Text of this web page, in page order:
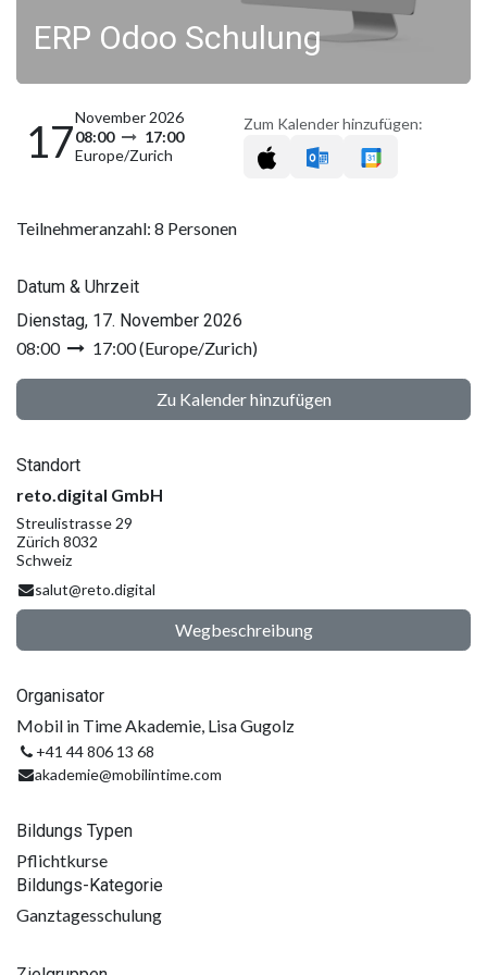
ERP Odoo Schulung
17November 2026
08:00
17:00
Europe/Zurich
Zum Kalender hinzufügen:
Teilnehmeranzahl: 8 Personen
Datum & Uhrzeit
Dienstag, 17. November 2026
08:00
17:00(Europe/Zurich)
Zu Kalender hinzufügen
Standort
reto.digital GmbH
Streulistrasse 29
Zürich 8032
Schweiz
salut@reto.digital
Wegbeschreibung
Organisator
Mobil in Time Akademie, Lisa Gugolz
+41 44 806 13 68
akademie@mobilintime.com
Bildungs Typen
Pflichtkurse
Bildungs-Kategorie
Ganztagesschulung